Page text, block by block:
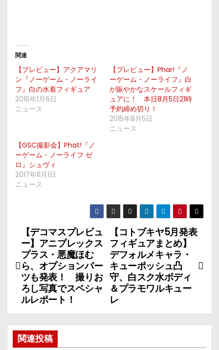
関連
【プレビュー】アクアマリ
ン『ノーゲーム・ノーライ
フ』白の水着フィギュア
2016年1月6日
ニュース
【プレビュー】Phar!『ノ
ーゲーム・ノーライフ』白
が賑やかなスケールフィギ
ュアに！ 本日8月5日21時
予約締め切り！
2015年8月5日
ニュース
【GSC撮影会】Phat!『ノ
ーゲーム・ノーライフ ゼ
ロ』シュヴィ
2017年11月1日
ニュース
投
稿
ナ
ビ
ー
【コトブキヤ5月発表
フィギュアまとめ】
デフォルメキャラ・
キューポッシュ凸
守、白スク水ボディ
＆プラモワルキュー
レ
【デコマスプレビュ
ー】アニプレックス
プラス・悪魔ほむ
ら、オプションパー
ツも発表！ 撮りお
ろし写真でスペシャ
ルレポート！
関連投稿